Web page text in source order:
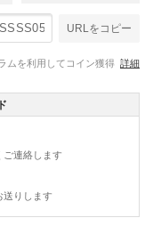
URLをコピー
ムを利用してコイン獲得 詳細
連絡します
送りします